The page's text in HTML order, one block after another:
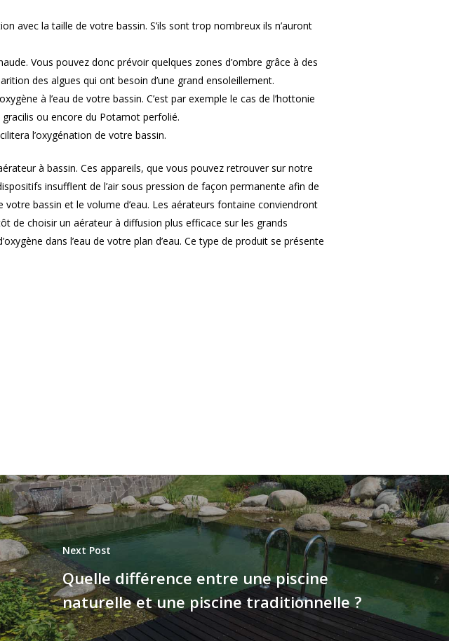
avec la taille de votre bassin. S’ils sont trop nombreux ils n’auront
Vous pouvez donc prévoir quelques zones d’ombre grâce à des
des algues qui ont besoin d’une grand ensoleillement.
à l’eau de votre bassin. C’est par exemple le cas de l’hottonie
gracilis ou encore du Potamot perfolié.
l’oxygénation de votre bassin.
à bassin. Ces appareils, que vous pouvez retrouver sur notre
insufflent de l’air sous pression de façon permanente afin de
bassin et le volume d’eau. Les aérateurs fontaine conviendront
de choisir un aérateur à diffusion plus efficace sur les grands
dans l’eau de votre plan d’eau. Ce type de produit se présente
Next Post
Quelle différence entre une piscine
naturelle et une piscine traditionnelle ?